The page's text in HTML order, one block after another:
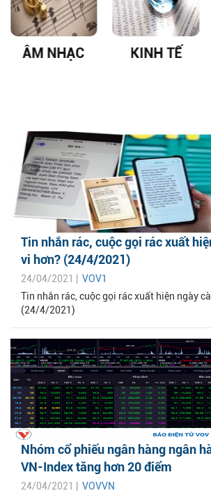
ÂM NHẠC KINH TẾ
Tin nhắn rác, cuộc gọi rác xuất
vi hơn? (24/4/2021)
24/04/2021 | VOV1
Tin nhắn rác, cuộc gọi rác xuất hiện ngày
(24/4/2021)
Nhóm cổ phiếu ngân hàng ngân
VN-Index tăng hơn 20 điểm
24/04/2021 | VOVVN